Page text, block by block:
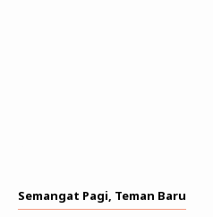
Semangat Pagi, Teman Baru